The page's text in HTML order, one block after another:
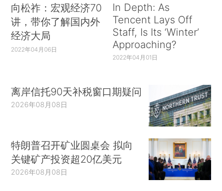
向松祚：宏观经济70
讲，带你了解国内外
经济大局
2022年04月06日
In Depth: As
Tencent Lays Off
Staff, Is Its ‘Winter’
Approaching?
2022年04月01日
离岸信托90天补税窗口期疑问
2026年08月08日
特朗普召开矿业圆桌会 拟向
关键矿产投资超20亿美元
2026年08月08日